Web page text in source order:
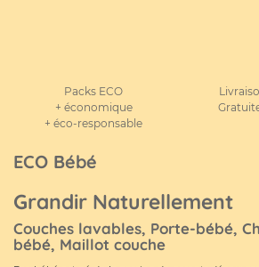
Packs ECO
+ économique
+ éco-responsable
ECO Bébé
Grandir Naturellement
Couches lavables, Porte-bébé,
bébé, Maillot couche